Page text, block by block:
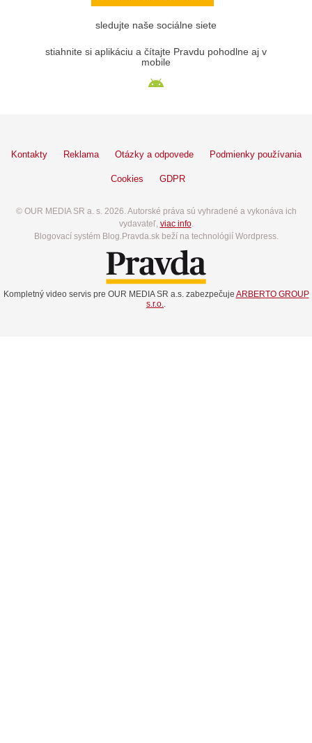
sledujte naše sociálne siete
stiahnite si aplikáciu a čítajte Pravdu pohodlne aj v
mobile
Kontakty Reklama Otázky a odpovede Podmienky používania
Cookies GDPR
© OUR MEDIA SR a. s. 2026. Autorské práva sú vyhradené a vykonáva ich
vydavateľ, viac info.
Blogovací systém Blog.Pravda.sk beží na technológií Wordpress.
Kompletný video servis pre OUR MEDIA SR a.s. zabezpečuje ARBERTO GROUP
s.r.o..